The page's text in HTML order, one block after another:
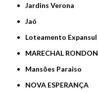
Jardins Verona
Jaó
Loteamento Expansul
MARECHAL RONDON
Mansões Paraiso
NOVA ESPERANÇA